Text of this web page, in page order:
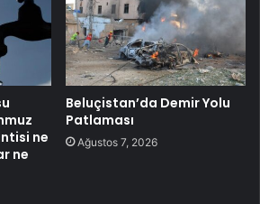
ne
ne
Beluçistan’da Demir Yolu
Patlaması
Ağustos 7, 2026